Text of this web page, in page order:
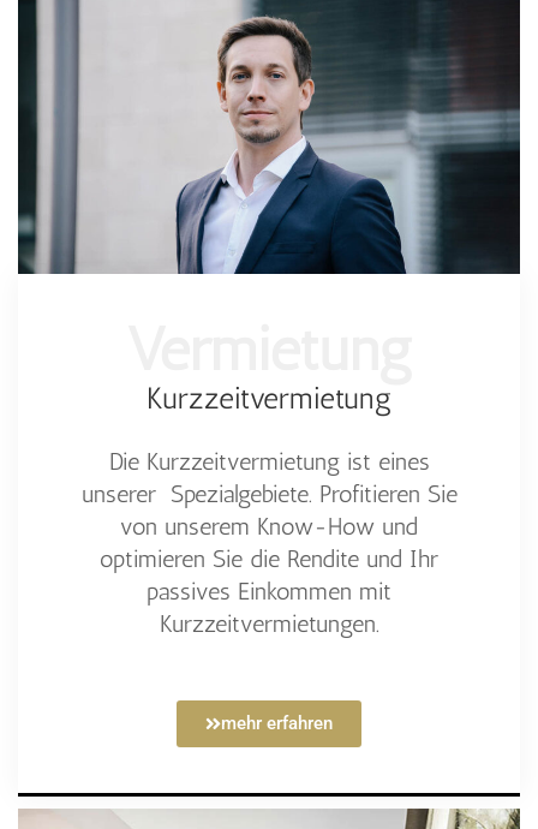
Kurzzeitvermietung
Die Kurzzeitvermietung ist eines
unserer Spezialgebiete. Profitieren Sie
von unserem Know-How und
optimieren Sie die Rendite und Ihr
passives Einkommen mit
Kurzzeitvermietungen.
mehr erfahren